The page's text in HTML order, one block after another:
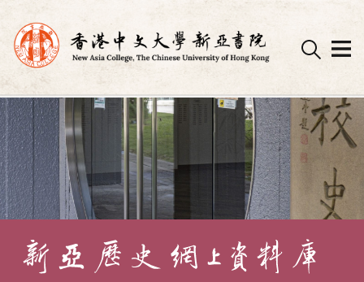
Skip
to
content